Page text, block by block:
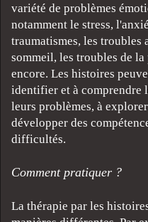
variété de problèmes
notamment le stress,
traumatismes, les troubles
sommeil, les troubles de
encore. Les histoires
identifier et à comprendre
leurs problèmes, à
développer des
difficultés.
Comment pratiquer ?
La thérapie par les